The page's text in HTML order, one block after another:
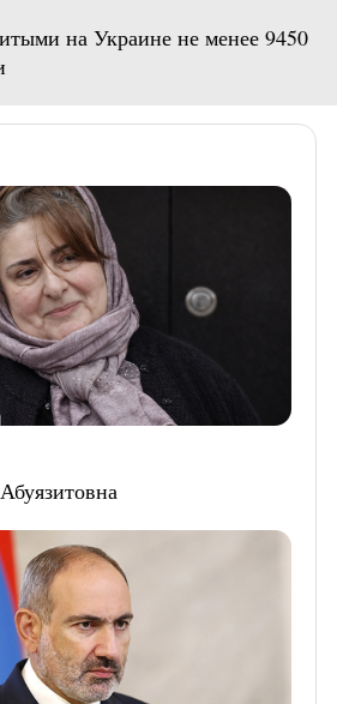
на Украине не менее 9450